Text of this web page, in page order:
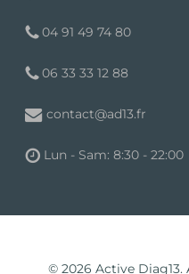
04 91 49 74 80
06 33 33 12 88
contact@ad13.fr
Lun - Sam: 8:30 - 22:00
© 2026 Active Diag13.